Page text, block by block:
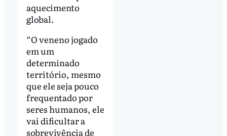
aquecimento
global.
“O veneno jogado
em um
determinado
território, mesmo
que ele seja pouco
frequentado por
seres humanos, ele
vai dificultar a
sobrevivência de